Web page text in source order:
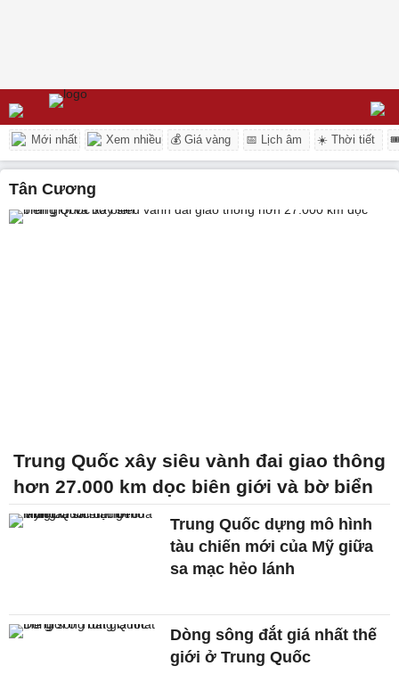
Mới nhất Xem nhiều 💰 Giá vàng 📅 Lịch âm ☀️ Thời tiết
Tân Cương
Trung Quốc xây siêu vành đai giao thông
hơn 27.000 km dọc biên giới và bờ biển
Trung Quốc dựng mô hình
tàu chiến mới của Mỹ giữa
sa mạc hẻo lánh
Dòng sông đắt giá nhất thế
giới ở Trung Quốc